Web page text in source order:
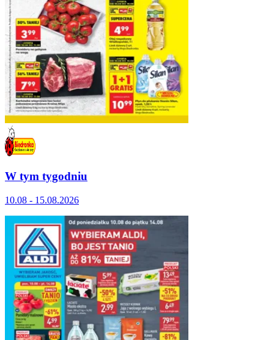
W tym tygodniu
10.08 - 15.08.2026